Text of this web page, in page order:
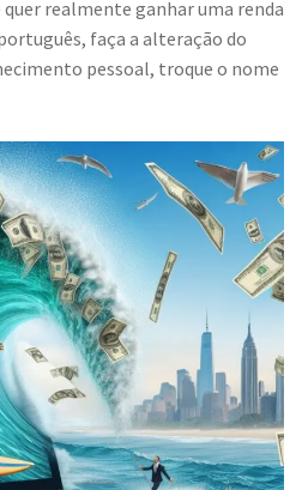
realmente ganhar uma renda
faça a alteração do
pessoal, troque o nome